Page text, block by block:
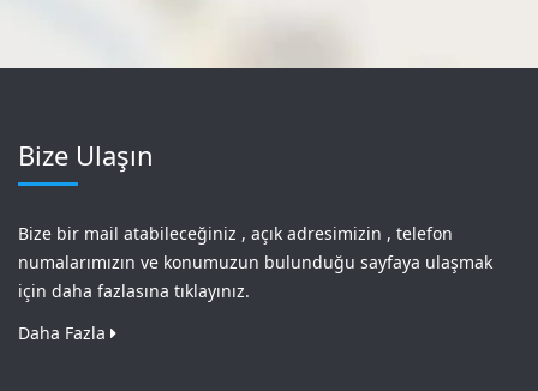
Bize Ulaşın
Bize bir mail atabileceğiniz , açık adresimizin , telefon
numalarımızın ve konumuzun bulunduğu sayfaya ulaşmak
için daha fazlasına tıklayınız.
Daha Fazla